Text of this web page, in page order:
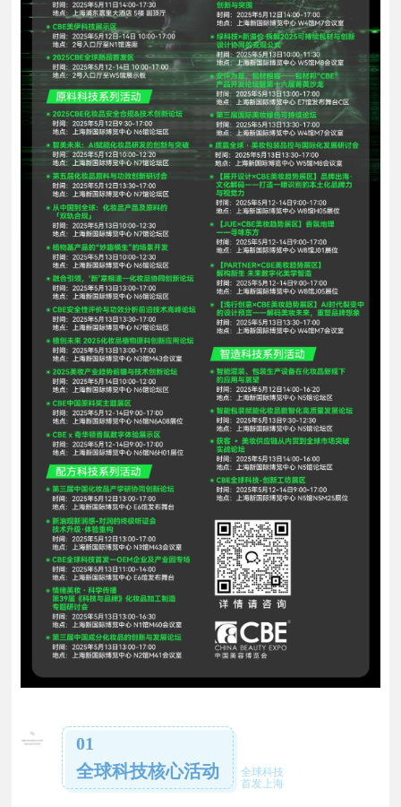
01
全球科技核心活动
全球科技
首发上海